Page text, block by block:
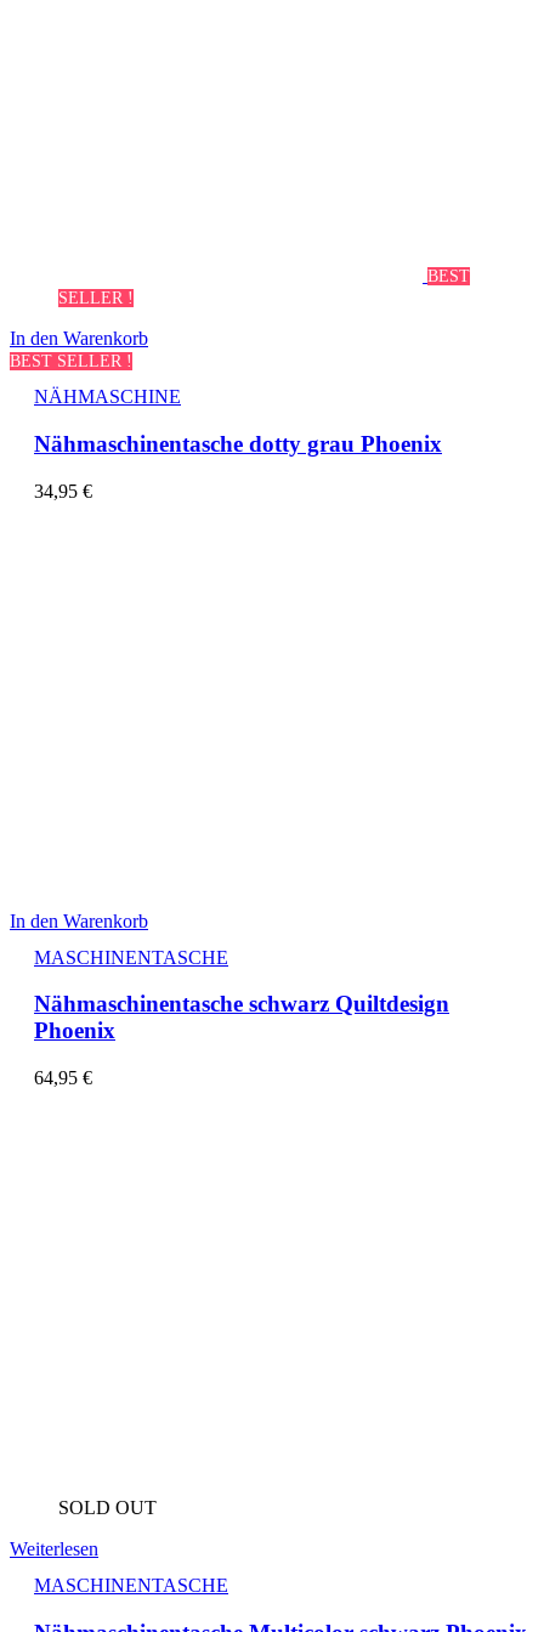
BEST
SELLER !
In den Warenkorb
BEST SELLER !
NÄHMASCHINE
Nähmaschinentasche dotty grau Phoenix
34,95 €
In den Warenkorb
MASCHINENTASCHE
Nähmaschinentasche schwarz Quiltdesign
Phoenix
64,95 €
SOLD OUT
Weiterlesen
MASCHINENTASCHE